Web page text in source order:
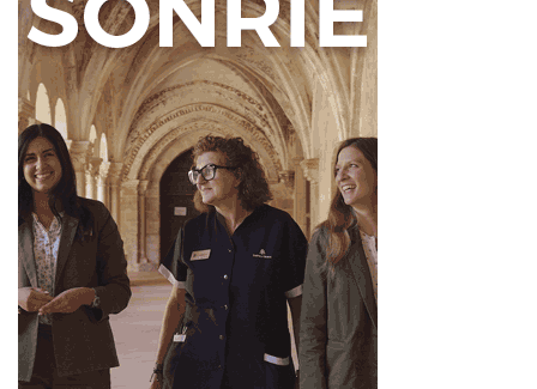
Universidad de Colonia, subraya que el siguiente paso
será estudiar con más detalle cómo actúa esta proteína
durante el desarrollo de la enfermedad.
Posibles aplicaciones futuras
La investigación sitúa el foco en la prevención y en la
mejora genética. Para el investigadorLuigi Faino
Universidad de Roma Sapienza, la colaboración
empresarial podría permitir que en unos años se
desarrollen plantas de algodón modificadas para resistir
mejor a estas cepas.